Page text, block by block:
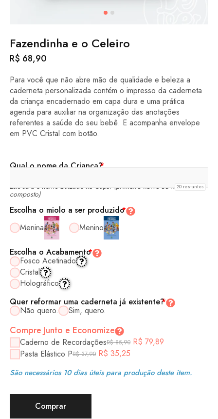
Fazendinha e o Celeiro
R$ 68,90
Para você que não abre mão de qualidade e beleza a
caderneta personalizada contém o impresso da caderneta
da criança encadernado em capa dura e uma prática
agenda para auxiliar na organização das anotações
referentes a saúde do seu bebê. E acompanha envelope
em PVC Cristal com botão.
*
Qual o nome da Criança?
Este será o nome utilizado na Capa! (primeiro nome ou nome
composto)
20 restantes
*
Escolha o miolo a ser produzido
Menina
Menino
*
Escolha o Acabamento
Fosco Acetinado
Cristal
Holográfico
*
Quer reformar uma caderneta já existente?
Não quero. Sim, quero.
Compre Junto e Economize
Caderno de RecordaçõesR$85,90 R$ 79,89
Pasta Elástico PR$37,90 R$ 35,25
São necessários 10 dias úteis para produção deste item.
Comprar